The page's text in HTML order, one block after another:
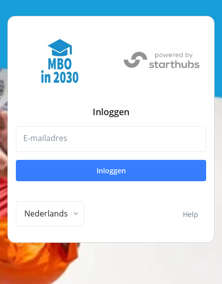
Inloggen
E-mailadres
Inloggen
Nederlands Help